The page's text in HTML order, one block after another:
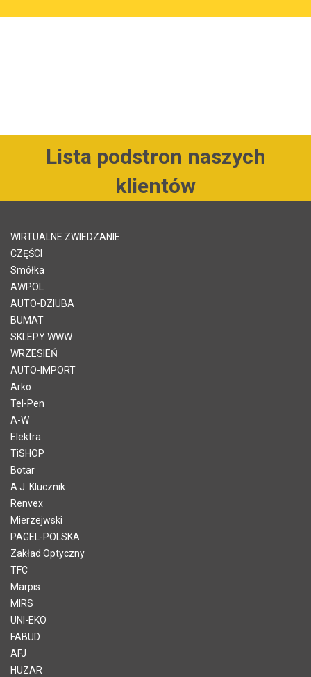
Lista podstron naszych
klientów
WIRTUALNE ZWIEDZANIE
CZĘŚCI
Smółka
AWPOL
AUTO-DZIUBA
BUMAT
SKLEPY WWW
WRZESIEŃ
AUTO-IMPORT
Arko
Tel-Pen
A-W
Elektra
TiSHOP
Botar
A.J. Klucznik
Renvex
Mierzejwski
PAGEL-POLSKA
Zakład Optyczny
TFC
Marpis
MIRS
UNI-EKO
FABUD
AFJ
HUZAR